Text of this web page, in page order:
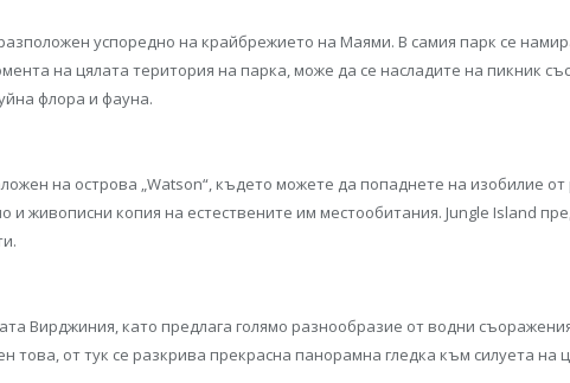
успоредно на крайбрежието на Маями. В самия парк се
на цялата територия на парка, може да се насладите на пикник
флора и фауна.
на острова „Watson“, където можете да попаднете на изобилие
и живописни копия на естествените им местообитания. Jungle Island
Вирджиния, като предлага голямо разнообразие от водни
това, от тук се разкрива прекрасна панорамна гледка към силуета